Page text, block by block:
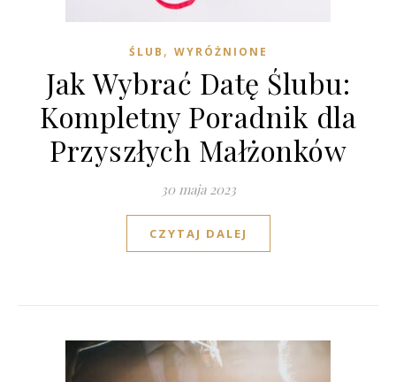
ŚLUB , WYRÓŻNIONE
Jak Wybrać Datę Ślubu:
Kompletny Poradnik dla
Przyszłych Małżonków
30 maja 2023
CZYTAJ DALEJ